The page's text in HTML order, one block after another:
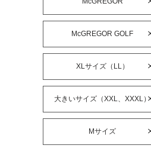
McGREGOR GOLF
XLサイズ（LL）
大きいサイズ（XXL、XXXL）
Mサイズ